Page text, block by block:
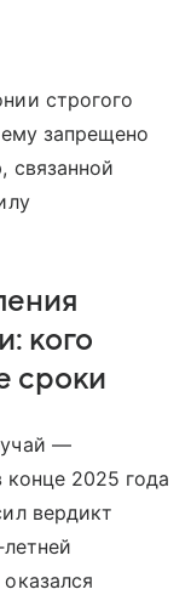
строгого
запрещено
связанной
кого
сроки
—
конце 2025 года
вердикт